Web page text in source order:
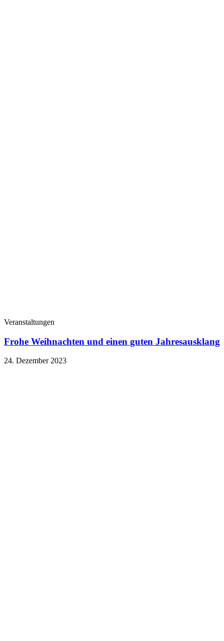
Veranstaltungen
Frohe Weihnachten und einen guten Jahresausklang
24. Dezember 2023